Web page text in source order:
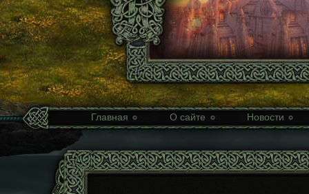
Главная О сайте Новости